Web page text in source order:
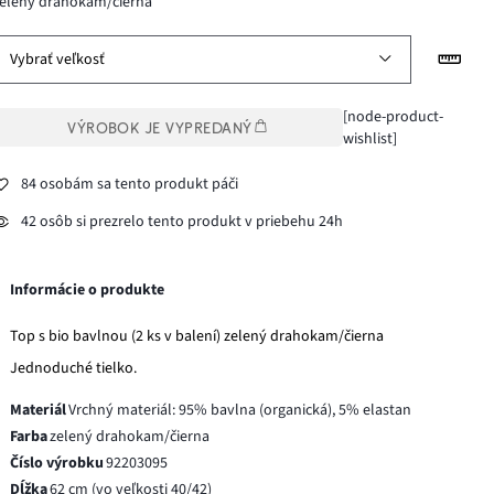
Vybrať veľkosť
VÝROBOK JE VYPREDANÝ
[node-product-
wishlist]
84 osobám sa tento produkt páči
42 osôb si prezrelo tento produkt v priebehu 24h
Informácie o produkte
Top s bio bavlnou (2 ks v balení) zelený drahokam/čierna
Jednoduché tielko.
MateriálVrchný materiál: 95% bavlna (organická), 5% elastan
Farbazelený drahokam/čierna
Číslo výrobku92203095
Dĺžka62 cm (vo veľkosti 40/42)